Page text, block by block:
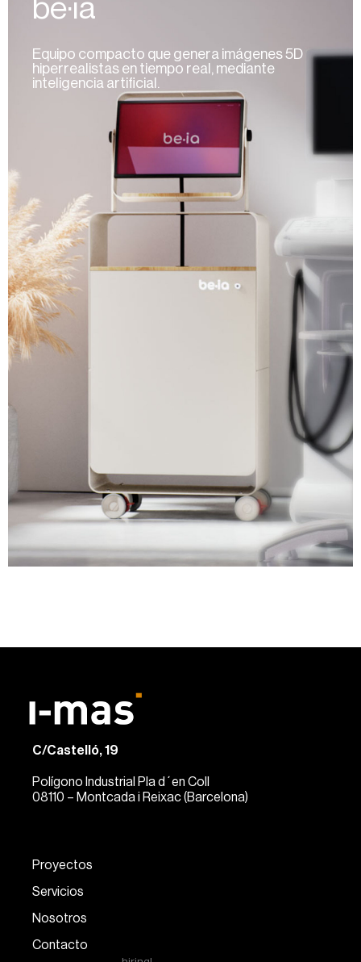
be·ia
Equipo compacto que genera imágenes 5D
hiperrealistas en tiempo real, mediante
inteligencia artificial.
C/Castelló, 19
Polígono Industrial Pla d´en Coll
08110 – Montcada i Reixac (Barcelona)
Proyectos
Servicios
Nosotros
Contacto